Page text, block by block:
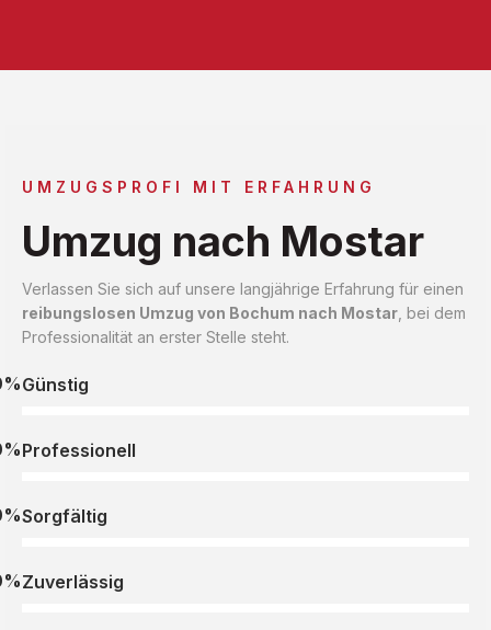
UMZUGSPROFI MIT ERFAHRUNG
Umzug nach Mostar
Verlassen Sie sich auf unsere langjährige Erfahrung für einen
reibungslosen Umzug von Bochum nach Mostar , bei dem
Professionalität an erster Stelle steht.
Günstig
Professionell
Sorgfältig
Zuverlässig